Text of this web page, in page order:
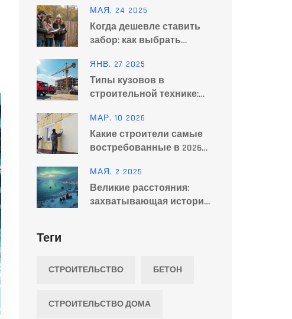
своего дома
МАЯ, 24 2025
Когда дешевле ставить
забор: как выбрать
материалы
ЯНВ, 27 2025
Типы кузовов в
строительной технике:
МАР, 10 2026
Какие строители самые
востребованные в 2026
МАЯ, 2 2025
Великие расстояния:
захватывающая история
Теги
СТРОИТЕЛЬСТВО БЕТОН
СТРОИТЕЛЬСТВО ДОМА